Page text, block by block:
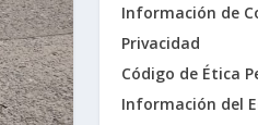
Información de
Privacidad
Código de Ética
Información del